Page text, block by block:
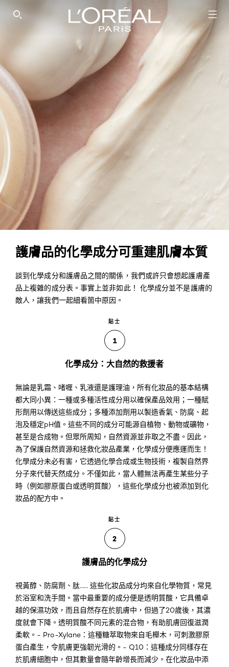
SEARCH THIS SITE
護膚品的化學成分可重建肌膚本質
談到化學成分和護膚品之間的關係，我們或許只會想起護膚產
品上複雜的成分表。事實上並非如此！ 化學成分並不是護膚的
敵人，讓我們一起細看箇中原因。
貼士
1
化學成分：大自然的救援者
無論是乳霜、啫喱、乳液還是護理油，所有化妝品的基本結構
都大同小異：一種或多種活性成分用以確保產品效用；一種賦
形劑用以傳送這些成分；多種添加劑用以製造香氣、防腐、起
泡及穩定pH值。這些不同的成分可能源自植物、動物或礦物，
甚至是合成物。但眾所周知，自然資源並非取之不盡。因此，
為了保護自然資源和拯救化妝品產業，化學成分便應運而生！
化學成分未必有害，它透過化學合成或生物技術，複製自然界
分子來代替天然成分。不僅如此，當人體無法再產生某些分子
時（例如膠原蛋白或透明質酸），這些化學成分也被添加到化
妝品的配方中。
貼士
2
護膚品的化學成分
視黃醇、防腐劑、肽…… 這些化妝品成分均來自化學物質，常見
於浴室和洗手間。當中最重要的成分便是透明質酸，它具備卓
越的保濕功效，而且自然存在於肌膚中，但過了20歲後，其濃
度就會下降。透明質酸不同元素的混合物，有助肌膚回復滋潤
柔軟。- Pro-Xylane：這種糖萃取物來自毛櫸木，可刺激膠原
蛋白產生，令肌膚更強韌光滑的。- Q10：這種成分同樣存在
於肌膚細胞中，但其數量會隨年齡增長而減少。在化妝品中添